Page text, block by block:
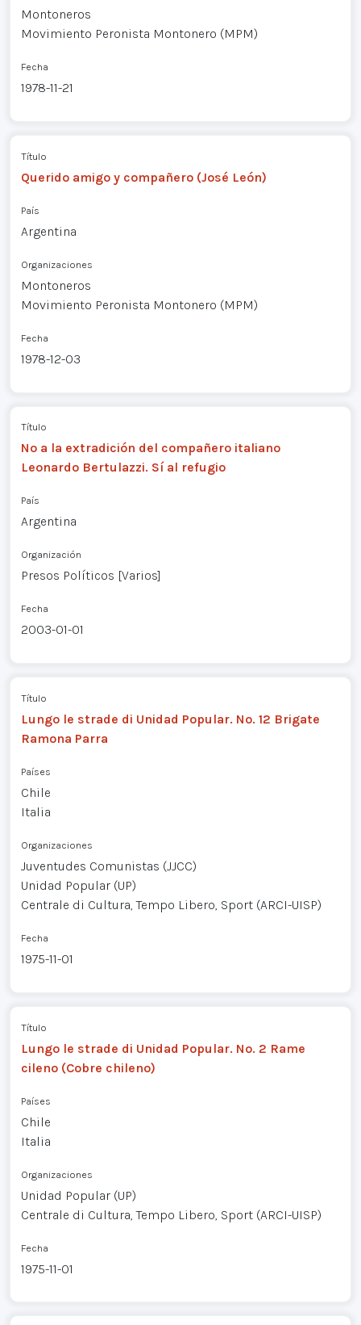
Montoneros
Movimiento Peronista Montonero (MPM)
Fecha
1978-11-21
Título
Querido amigo y compañero (José León)
País
Argentina
Organizaciones
Montoneros
Movimiento Peronista Montonero (MPM)
Fecha
1978-12-03
Título
No a la extradición del compañero italiano
Leonardo Bertulazzi. Sí al refugio
País
Argentina
Organización
Presos Políticos [Varios]
Fecha
2003-01-01
Título
Lungo le strade di Unidad Popular. No. 12 Brigate
Ramona Parra
Países
Chile
Italia
Organizaciones
Juventudes Comunistas (JJCC)
Unidad Popular (UP)
Centrale di Cultura, Tempo Libero, Sport (ARCI-UISP)
Fecha
1975-11-01
Título
Lungo le strade di Unidad Popular. No. 2 Rame
cileno (Cobre chileno)
Países
Chile
Italia
Organizaciones
Unidad Popular (UP)
Centrale di Cultura, Tempo Libero, Sport (ARCI-UISP)
Fecha
1975-11-01